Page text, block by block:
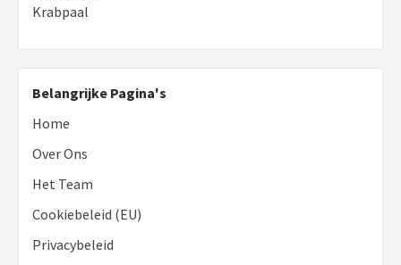
Krabpaal
Belangrijke Pagina's
Home
Over Ons
Het Team
Cookiebeleid (EU)
Privacybeleid